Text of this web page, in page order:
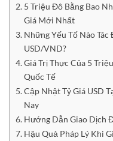
5 Triệu Đô Bằng Bao
Giá Mới Nhất
Những Yếu Tố Nào
USD/VND?
Giá Trị Thực Của 5
Quốc Tế
Cập Nhật Tỷ Giá USD
Nay
Hướng Dẫn Giao Dịch
Hậu Quả Pháp Lý Khi